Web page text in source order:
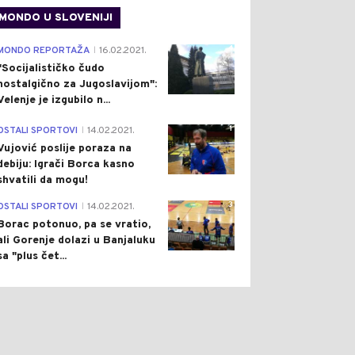
MONDO U SLOVENIJI
4
REPORTAŽA 16.02.2021.
čudo
za Jugoslavijom":
je izgubilo n...
1
SPORTOVI 14.02.2021.
poslije poraza na
Igrači Borca kasno
da mogu!
3
SPORTOVI 14.02.2021.
potonuo, pa se vratio,
Gorenje dolazi u Banjaluku
"plus čet...